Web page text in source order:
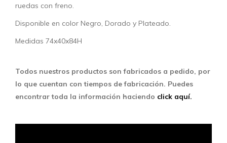
ruedas con freno.
Disponible en color Negro, Dorado y Plateado.
Medidas 74x40x84H
Todos nuestros productos son fabricados a pedido, por
lo que cuentan con tiempos de fabricación. Puedes
encontrar toda la información haciendo click aquí.